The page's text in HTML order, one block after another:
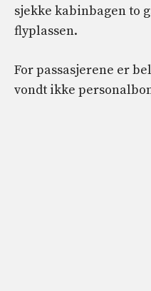
sjekke kabinbagen to
flyplassen.
For passasjerene er
vondt ikke